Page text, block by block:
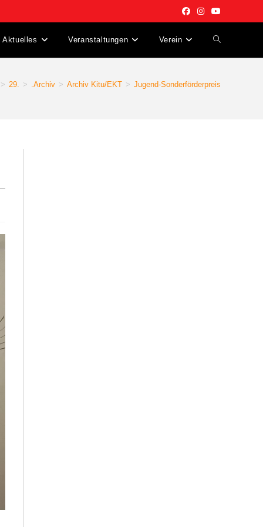
Aktuelles Veranstaltungen Verein
> 29. > .Archiv > Archiv Kitu/EKT > Jugend-Sonderförderpreis